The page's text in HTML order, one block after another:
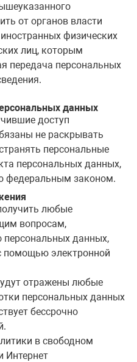
от органов власти
физических
лиц, которым
передача персональных
данных
доступ
не раскрывать
персональные
персональных данных,
федеральным законом.
любые
вопросам,
данных,
помощью электронной
отражены любые
персональных данных
бессрочно
в свободном
Интернет